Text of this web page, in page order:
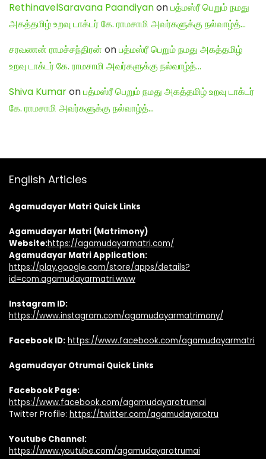
RethinavelSaravana Paandiyanonபத்மஸ்ரீ பெறும் நமது
அகத்தமிழ் உறவு டாக்டர் கே. ராமசாமி அவர்களுக்கு நல்வாழ்த்…
சரவணன் ராமச்சந்திரன் onபத்மஸ்ரீ பெறும் நமது அகத்தமிழ்
உறவு டாக்டர் கே. ராமசாமி அவர்களுக்கு நல்வாழ்த்…
Shiva Kumaronபத்மஸ்ரீ பெறும் நமது அகத்தமிழ் உறவு டாக்டர்
கே. ராமசாமி அவர்களுக்கு நல்வாழ்த்…
English Articles
Agamudayar Matri Quick Links
Agamudayar Matri (Matrimony)
Website:https://agamudayarmatri.com/
Agamudayar Matri Application:
https://play.google.com/store/apps/details?
id=com.agamudayarmatri.www
Instagram ID:
https://www.instagram.com/agamudayarmatrimony/
Facebook ID: https://www.facebook.com/agamudayarmatri
Agamudayar Otrumai Quick Links
Facebook Page:
https://www.facebook.com/agamudayarotrumai
Twitter Profile: https://twitter.com/agamudayarotru
Youtube Channel:
https://www.youtube.com/agamudayarotrumai